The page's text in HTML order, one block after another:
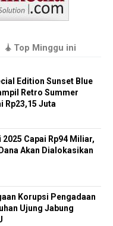
Top Minggu ini
Edition Sunset Blue
Retro Summer
Rp23,15 Juta
Capai Rp94 Miliar,
Akan Dialokasikan
Korupsi Pengadaan
Ujung Jabung